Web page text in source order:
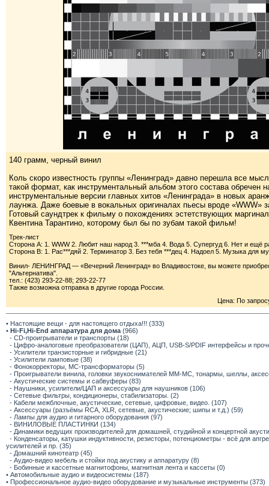
140 грамм, черный винил
Коль скоро известность группы «Ленинград» давно перешла все
такой формат, как инструментальный альбом этого состава обречен
инструментальные версии главных хитов «Ленинграда» в новых
лаунжа. Даже боевые в вокальных оригиналах пьесы вроде «WWW»
Готовый саундтрек к фильму о похождениях эстетствующих
Квентина Тарантино, которому был бы по зубам такой фильм!
Трек-лист
Сторона A: 1. WWW 2. Любит наш народ 3. ***мба 4. Вода 5. Супергуд 6. Нет и ещё
Сторона B: 1. Рас***дяй 2. Терминатор 3. Без тебя ***дец 4. Надоел 5. Музыка для
Винил- ЛЕНИНГРАД — «Вечерний Ленинград» во Владивостоке, вы можете
"Альтернатива".
тел.: (423) 293-22-88; 293-22-77
Также возможна отправка в другие города России.
Цена: По
• Настоящие вещи - для настоящего отдыха!!! (333)
• Hi-Fi,Hi-End аппаратура для дома (966)
- CD-проигрыватели и транспорты (18)
- Цифро-аналоговые преобразователи (ЦАП), АЦП, USB-S/PDIF интерфейсы и
- Усилители транзисторные и гибридные (21)
- Усилители ламповые (38)
- Фонокорректоры, МС-трансформаторы (5)
- Проигрыватели винила, головки звукоснимателей ММ-МС, тонармы, шеллы,
- Акустические системы и сабвуферы (83)
- Наушники, усилители/ЦАП и аксессуары для наушников (106)
- Сетевые фильтры, кондиционеры, стабилизаторы. (2)
- Кабели межблочные, акустические, сетевые, цифровые, видео. (107)
- Аксессуары (разъёмы RCA, XLR, сетевые, акустические; шипы и т.д.) (59)
- Лампы для аудио и гитарного оборудования (97)
- ВИНИЛОВЫЕ ПЛАСТИНКИ (134)
- Динамики ведущих производителей для домашней, студийной и концертной
- Конденсаторы, катушки индуктивности, резисторы, потенциометры - всё для
усилителей и пр. (35)
- Домашний кинотеатр (45)
- Аудио-видео мебель и стойки под акустику и аппаратуру (8)
- Бобинные и кассетные магнитофоны, магнитная лента и кассеты (0)
• Автомобильные аудио и видеосистемы (187)
• Профессиональное аудио-видео оборудование и музыкальные инструменты (373)